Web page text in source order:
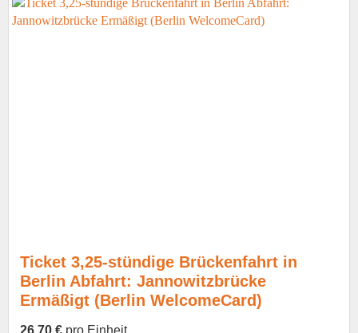
Ticket 3,25-stündige Brückenfahrt in
Berlin Abfahrt: Jannowitzbrücke
Ermäßigt (Berlin WelcomeCard)